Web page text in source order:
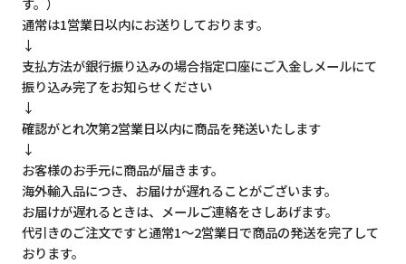
通常は1営業日以内にお送りしております。
↓
支払方法が銀行振り込みの場合指定口座にご入金しメールにて
振り込み完了をお知らせください
↓
確認がとれ次第2営業日以内に商品を発送いたします
↓
お客様のお手元に商品が届きます。
海外輸入品につき、お届けが遅れることがございます。
お届けが遅れるときは、メールご連絡をさしあげます。
代引きのご注文ですと通常1～2営業日で商品の発送を完了して
おります。